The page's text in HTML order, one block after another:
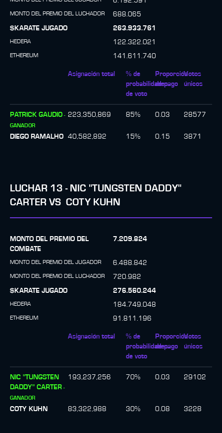
MONTO DEL PREMIO DEL LUCHADOR
688.065
$KARATE JUGADO
263.933.761
HEDERA 122.322.021
ETHEREUM 141.611.740
Asignación total
% de
probabilidades
de voto
Proporción
de pago
Votos
únicos
PATRICK GAUDIO -
GANADOR
223,350,869 85% 0.03 28577
DIEGO RAMALHO 40,582,892 15% 0.15 3871
LUCHAR 13 - NIC "TUNGSTEN DADDY"
CARTER VS COTY KUHN
MONTO DEL PREMIO DEL
COMBATE
7.209.824
MONTO DEL PREMIO DEL JUGADOR 6.488.842
MONTO DEL PREMIO DEL LUCHADOR
720.982
$KARATE JUGADO
276.560.244
HEDERA 184.749.048
ETHEREUM 91.811.196
Asignación total
% de
probabilidades
de voto
Proporción
de pago
Votos
únicos
NIC "TUNGSTEN
DADDY" CARTER -
GANADOR
193,237,256 70% 0.03 29102
COTY KUHN 83,322,988 30% 0.08 3228